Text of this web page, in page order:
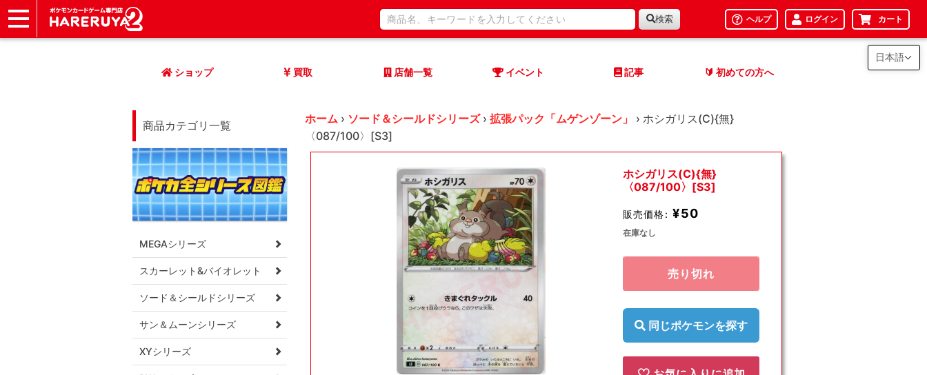
検索 ヘルプ ログイン カート
ショップ 買取 店舗一覧 イベント 記事 🔰 初めての方へ
商品カテゴリ一覧
MEGAシリーズ
スカーレット&バイオレット
ソード＆シールドシリーズ
サン＆ムーンシリーズ
XYシリーズ
ホーム › ソード＆シールドシリーズ › 拡張パック「ムゲンゾーン」 › ホシガリス(C){無}
〈087/100〉[S3]
ホシガリス(C){無}
〈087/100〉[S3]
販売価格: ¥50
在庫なし
売り切れ
同じポケモンを探す
日本語